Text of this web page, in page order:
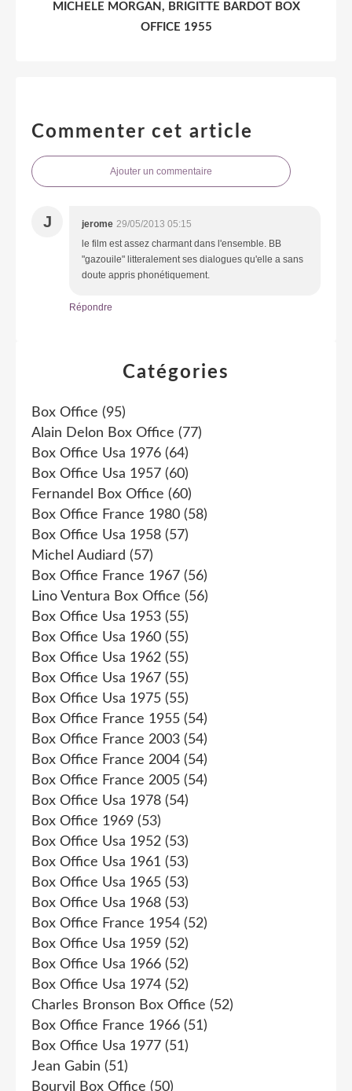
MICHELE MORGAN, BRIGITTE BARDOT BOX
OFFICE 1955
Commenter cet article
Ajouter un commentaire
J jerome 29/05/2013 05:15
le film est assez charmant dans l'ensemble. BB
"gazouile" litteralement ses dialogues qu'elle a sans
doute appris phonétiquement.
Répondre
Catégories
Box Office (95)
Alain Delon Box Office (77)
Box Office Usa 1976 (64)
Box Office Usa 1957 (60)
Fernandel Box Office (60)
Box Office France 1980 (58)
Box Office Usa 1958 (57)
Michel Audiard (57)
Box Office France 1967 (56)
Lino Ventura Box Office (56)
Box Office Usa 1953 (55)
Box Office Usa 1960 (55)
Box Office Usa 1962 (55)
Box Office Usa 1967 (55)
Box Office Usa 1975 (55)
Box Office France 1955 (54)
Box Office France 2003 (54)
Box Office France 2004 (54)
Box Office France 2005 (54)
Box Office Usa 1978 (54)
Box Office 1969 (53)
Box Office Usa 1952 (53)
Box Office Usa 1961 (53)
Box Office Usa 1965 (53)
Box Office Usa 1968 (53)
Box Office France 1954 (52)
Box Office Usa 1959 (52)
Box Office Usa 1966 (52)
Box Office Usa 1974 (52)
Charles Bronson Box Office (52)
Box Office France 1966 (51)
Box Office Usa 1977 (51)
Jean Gabin (51)
Bourvil Box Office (50)